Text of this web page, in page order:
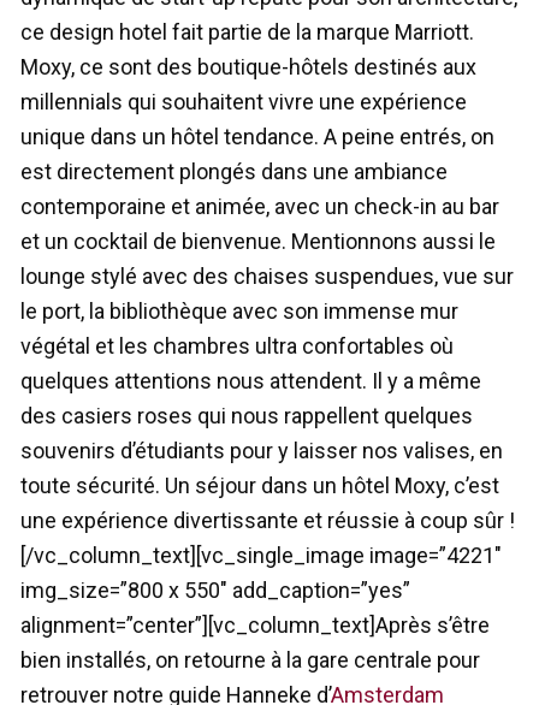
ce design hotel fait partie de la marque Marriott.
Moxy, ce sont des boutique-hôtels destinés aux
millennials qui souhaitent vivre une expérience
unique dans un hôtel tendance. A peine entrés, on
est directement plongés dans une ambiance
contemporaine et animée, avec un check-in au bar
et un cocktail de bienvenue. Mentionnons aussi le
lounge stylé avec des chaises suspendues, vue sur
le port, la bibliothèque avec son immense mur
végétal et les chambres ultra confortables où
quelques attentions nous attendent. Il y a même
des casiers roses qui nous rappellent quelques
souvenirs d’étudiants pour y laisser nos valises, en
toute sécurité. Un séjour dans un hôtel Moxy, c’est
une expérience divertissante et réussie à coup sûr !
[/vc_column_text][vc_single_image image=”4221″
img_size=”800 x 550″ add_caption=”yes”
alignment=”center”][vc_column_text]Après s’être
bien installés, on retourne à la gare centrale pour
retrouver notre guide Hanneke d’Amsterdam